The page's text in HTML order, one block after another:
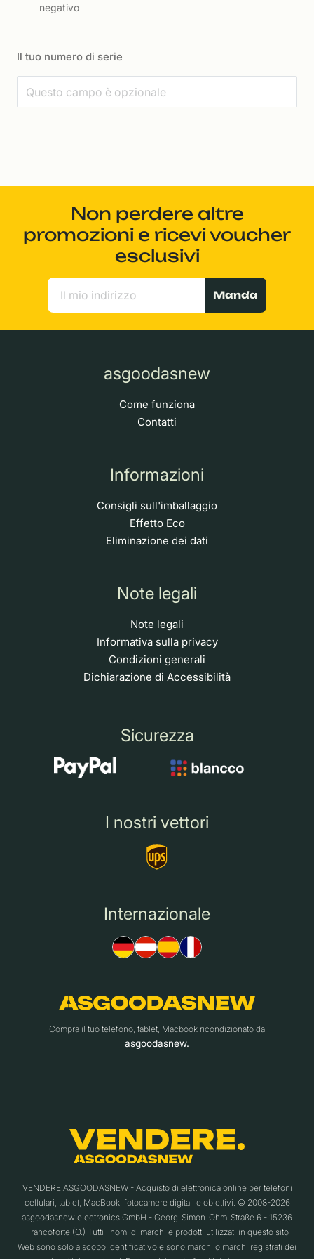
negativo
Il tuo numero di serie
Non perdere altre
promozioni e ricevi voucher
esclusivi
Manda
asgoodasnew
Come funziona
Contatti
Informazioni
Consigli sull'imballaggio
Effetto Eco
Eliminazione dei dati
Note legali
Note legali
Informativa sulla privacy
Condizioni generali
Dichiarazione di Accessibilità
Sicurezza
I nostri vettori
Internazionale
Compra il tuo telefono, tablet, Macbook ricondizionato da
asgoodasnew.
VENDERE.ASGOODASNEW - Acquisto di elettronica online per telefoni
cellulari, tablet, MacBook, fotocamere digitali e obiettivi. © 2008-2026
asgoodasnew electronics GmbH - Georg-Simon-Ohm-Straße 6 - 15236
Francoforte (O.) Tutti i nomi di marchi e prodotti utilizzati in questo sito
Web sono solo a scopo identificativo e sono marchi o marchi registrati dei